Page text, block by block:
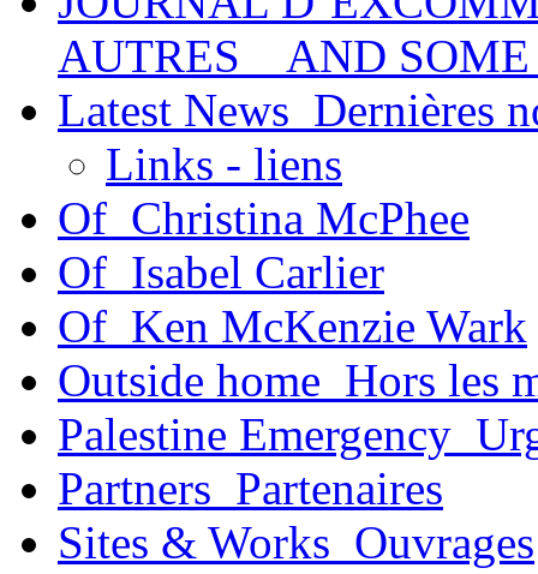
AUTRES _ AND
Latest News_Dernières
Links - liens
Of_Christina McPhee
Of_Isabel Carlier
Of_Ken McKenzie Wark
Outside home_Hors les
Palestine
Partners_Partenaires
Sites & Works_Ouvrages